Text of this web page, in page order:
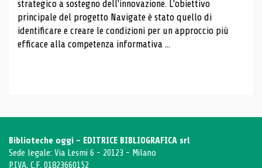
strategico a sostegno dell'innovazione. L'obiettivo
principale del progetto Navigate è stato quello di
identificare e creare le condizioni per un approccio più
efficace alla competenza informativa ...
Biblioteche oggi - EDITRICE BIBLIOGRAFICA srl
Sede legale: Via Lesmi 6 - 20123 - Milano
P.IVA, C.F. 01823660152